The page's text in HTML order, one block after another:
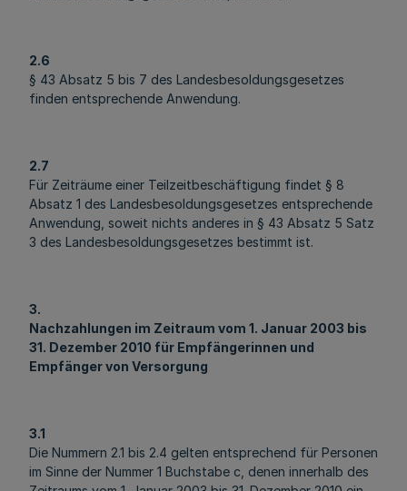
2.6
§ 43 Absatz 5 bis 7 des Landesbesoldungsgesetzes
finden entsprechende Anwendung.
2.7
Für Zeiträume einer Teilzeitbeschäftigung findet § 8
Absatz 1 des Landesbesoldungsgesetzes entsprechende
Anwendung, soweit nichts anderes in § 43 Absatz 5 Satz
3 des Landesbesoldungsgesetzes bestimmt ist.
3.
Nachzahlungen im Zeitraum vom 1. Januar 2003 bis
31. Dezember 2010 für Empfängerinnen und
Empfänger von Versorgung
3.1
Die Nummern 2.1 bis 2.4 gelten entsprechend für Personen
im Sinne der Nummer 1 Buchstabe c, denen innerhalb des